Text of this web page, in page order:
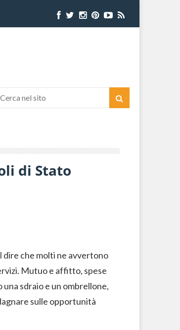
di Stato
dire che molti ne avvertono
Mutuo e affitto, spese
sdraio e un ombrellone,
sulle opportunità